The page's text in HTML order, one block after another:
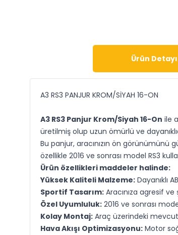
Ürün Detayı
A3 RS3 PANJUR KROM/SİYAH 16-ON
A3 RS3 Panjur Krom/Siyah 16-On ile
üretilmiş olup uzun ömürlü ve
Bu panjur, aracınızın ön görünümünü
özellikle 2016 ve sonrası model RS3
Ürün özellikleri maddeler halinde:
Yüksek Kaliteli Malzeme:Dayanıklı
Sportif Tasarım:Aracınıza agresif ve
Özel Uyumluluk:2016 ve sonrası
Kolay Montaj:Araç üzerindeki mevcut
Hava Akışı Optimizasyonu:Motor